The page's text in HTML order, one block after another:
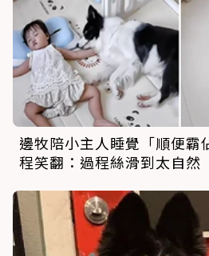
邊牧陪小主人睡覺「順便霸
程笑翻：過程絲滑到太自然